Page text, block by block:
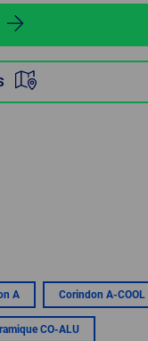
ASIA/
A Corindon A-COOL
CO-ALU